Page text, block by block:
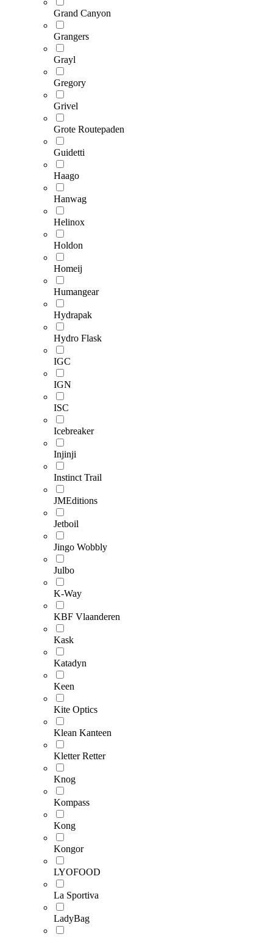
Grand Canyon
Grangers
Grayl
Gregory
Grivel
Grote Routepaden
Guidetti
Haago
Hanwag
Helinox
Holdon
Homeij
Humangear
Hydrapak
Hydro Flask
IGC
IGN
ISC
Icebreaker
Injinji
Instinct Trail
JMEditions
Jetboil
Jingo Wobbly
Julbo
K-Way
KBF Vlaanderen
Kask
Katadyn
Keen
Kite Optics
Klean Kanteen
Kletter Retter
Knog
Kompass
Kong
Kongor
LYOFOOD
La Sportiva
LadyBag